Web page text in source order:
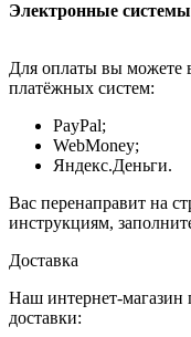
Электронные системы
Для оплаты вы можете
платёжных систем:
PayPal;
WebMoney;
Яндекс.Деньги.
Вас перенаправит на
инструкциям,
Доставка
Наш интернет-магазин
доставки: